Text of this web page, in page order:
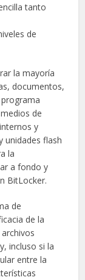
tanto
de
la mayoría
documentos,
de
y
unidades flash
la
a fondo y
BitLocker.
de
de la
incluso si la
entre la